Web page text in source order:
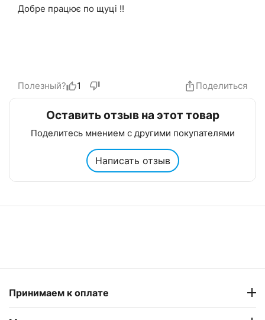
Добре працює по щуці !!
Полезный? 1 Поделиться
Оставить отзыв на этот товар
Поделитесь мнением с другими покупателями
Написать отзыв
Принимаем к оплате